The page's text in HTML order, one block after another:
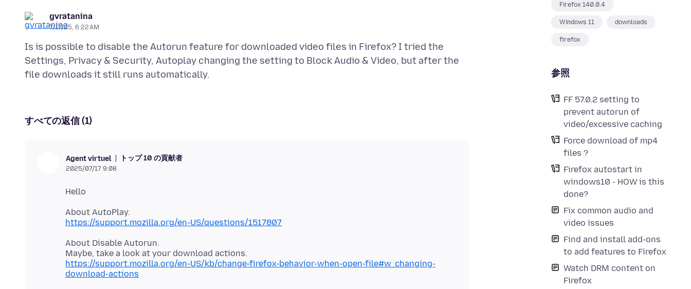
Firefox 140.0.4
Windows 11 downloads
firefox
参照
FF 57.0.2 setting to
prevent autorun of
video/excessive caching
Force download of mp4
files ?
Firefox autostart in
windows10 - HOW is this
done?
Fix common audio and
video issues
Find and install add-ons
to add features to Firefox
Watch DRM content on
Firefox
gvratanina
7/17/25, 6:22 AM
Is is possible to disable the Autorun feature for downloaded video files in Firefox? I tried the
Settings, Privacy & Security, Autoplay changing the setting to Block Audio & Video, but after the
すべての返信 (1)
Agent virtuel トップ 10 の貢献者
2025/07/17 9:08
https://support.mozilla.org/en-US/questions/1517807
About Disable Autorun.
https://support.mozilla.org/en-US/kb/change-firefox-behavior-when-open-file#w_changing-
download-actions